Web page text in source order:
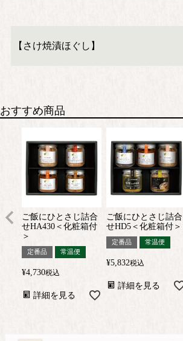
【さけ焼漬ほぐし】
おすすめ商品
ご飯にひとさじ詰合
せHA430＜化粧箱付
＞
定番品 常温便
¥4,730税込
詳細を見る
ご飯にひとさじ詰合
せHD5＜化粧箱付＞
定番品 常温便
¥5,832税込
詳細を見る